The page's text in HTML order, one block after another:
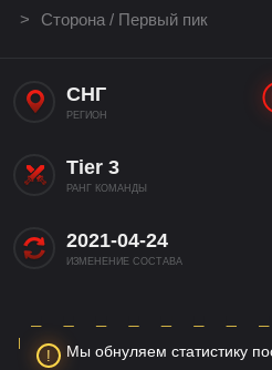
Сторона / Первый пик
СНГ
РЕГИОН
Tier 3
РАНГ КОМАНДЫ
2021-04-24
ИЗМЕНЕНИЕ СОСТАВА
Мы обнуляем статистику